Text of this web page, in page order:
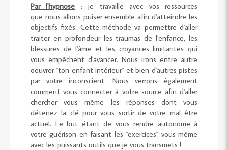
Par l'hypnose : je travaille avec vos ressources
que nous allons puiser ensemble afin d'atteindre les
objectifs fixés. Cette méthode va permettre d'aller
traiter en profondeur les traumas de l'enfance, les
blessures de l'âme et les croyances limitantes qui
vous empêchent d'avancer. Nous irons entre autre
oeuvrer "ton enfant intérieur" et bien d'autres pistes
par votre inconscient. Nous verrons également
comment vous connecter à votre source afin d'aller
chercher vous même les réponses dont vous
détenez la clé pour vous sortir de votre mal être
actuel. Le but étant de vous rendre autonome à
votre guérison en faisant les "exercices" vous même
avec les puissants outils que je vous transmets !